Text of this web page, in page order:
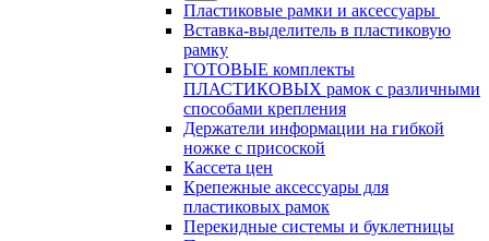
Пластиковые рамки и аксессуары
Вставка-выделитель в пластиковую
рамку
ГОТОВЫЕ комплекты
ПЛАСТИКОВЫХ рамок с различными
способами крепления
Держатели информации на гибкой
ножке с присоской
Кассета цен
Крепежные аксессуары для
пластиковых рамок
Перекидные системы и буклетницы